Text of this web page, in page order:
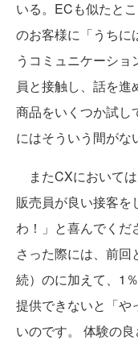
いる。ECも似たと
のお客様に「うちに
うコミュニケーシ
員と接触し、話を進
商品をいくつか試し
にはそういう間がな
またCXにおいては
販売員が良い接客を
わ！」と喜んでくだ
さった際には、前
続）のに加えて、1
提供できないと「や
いのです。 体験の